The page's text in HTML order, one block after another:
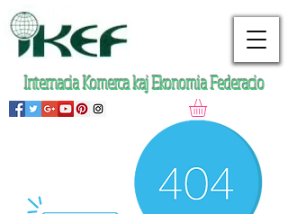
Internacia Komerca kaj Ekonomia Federacio